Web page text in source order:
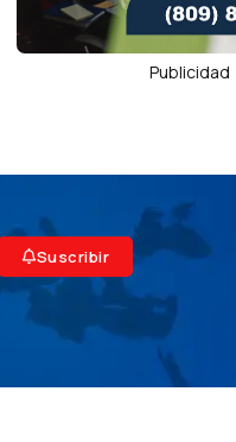
Publicidad
Suscribir